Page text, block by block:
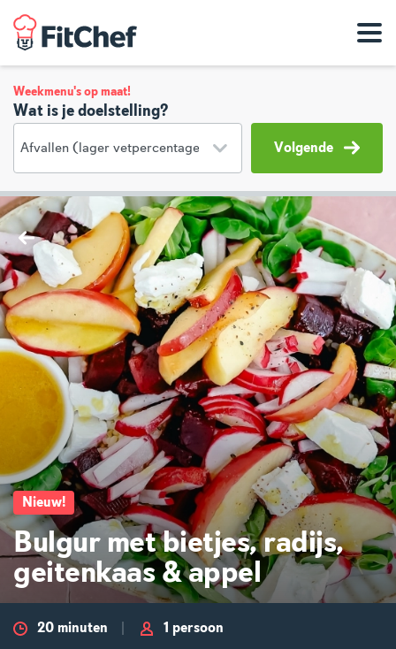
Weekmenu's op maat!
Wat is je doelstelling?
Volgende
Nieuw!
Bulgur met bietjes, radijs,
geitenkaas & appel
20 minuten 1 persoon